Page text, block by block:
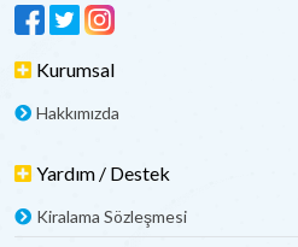
Kurumsal
Hakkımızda
Yardım / Destek
Kiralama Sözleşmesi